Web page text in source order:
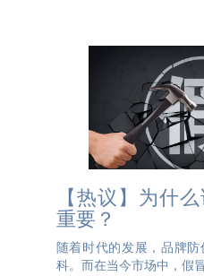
【热议】为什
重要？
随着时代的发展，品牌
科。而在当今市场中，假